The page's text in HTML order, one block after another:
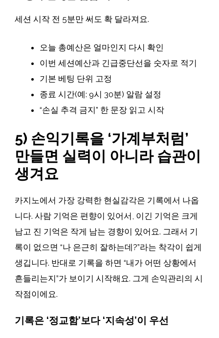
세션 시작 전 5분만 써도 확 달라져요.
오늘 총예산은 얼마인지 다시 확인
이번 세션예산과 긴급중단선을 숫자로 적기
기본 베팅 단위 고정
종료 시간(예: 9시 30분) 알람 설정
“손실 추격 금지” 한 문장 읽고 시작
5) 손익기록을 ‘가계부처럼’
만들면 실력이 아니라 습관이
생겨요
카지노에서 가장 강력한 현실감각은 기록에서 나옵
니다. 사람 기억은 편향이 있어서, 이긴 기억은 크게
남고 진 기억은 작게 남는 경향이 있어요. 그래서 기
록이 없으면 “나 은근히 잘하는데?”라는 착각이 쉽게
생깁니다. 반대로 기록을 하면 “내가 어떤 상황에서
흔들리는지”가 보이기 시작해요. 그게 손익관리의 시
작점이에요.
기록은 ‘정교함’보다 ‘지속성’이 우선